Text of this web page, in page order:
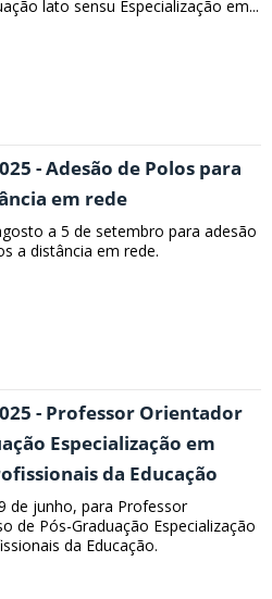
lato sensu Especialização em...
- Adesão de Polos para
em rede
a 5 de setembro para adesão
a distância em rede.
- Professor Orientador
Especialização em
da Educação
de junho, para Professor
de Pós-Graduação Especialização
da Educação.